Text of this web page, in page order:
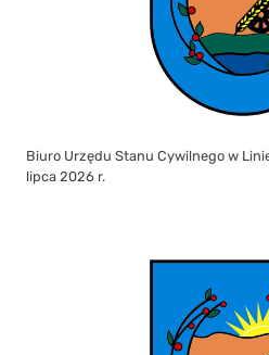
Biuro Urzędu Stanu Cywilnego w
lipca 2026 r.